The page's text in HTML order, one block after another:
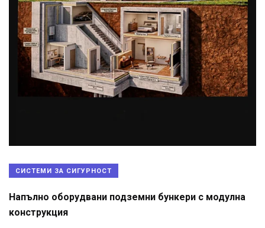
СИСТЕМИ ЗА СИГУРНОСТ
Напълно оборудвани подземни бункери с модулна
конструкция